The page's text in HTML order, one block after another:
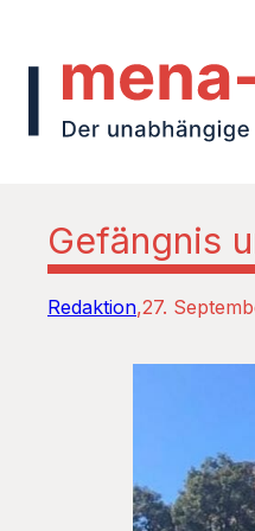
Gefängnis
Redaktion 27.